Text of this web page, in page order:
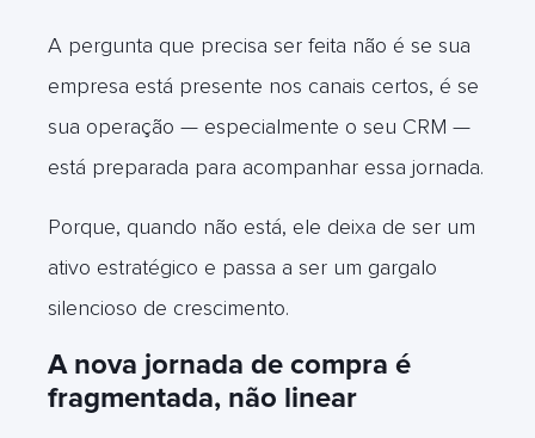
A pergunta que precisa ser feita não é se sua
empresa está presente nos canais certos, é se
sua operação — especialmente o seu CRM —
está preparada para acompanhar essa jornada.
Porque, quando não está, ele deixa de ser um
ativo estratégico e passa a ser um gargalo
silencioso de crescimento.
A nova jornada de compra é
fragmentada, não linear